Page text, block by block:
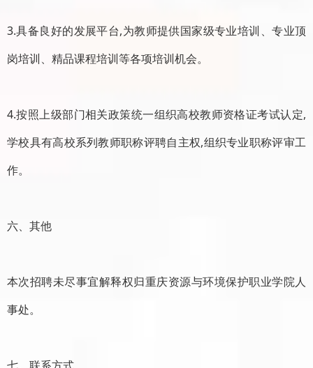
3.具备良好的发展平台,为教师提供国家级专业培训、专业顶
岗培训、精品课程培训等各项培训机会。
4.按照上级部门相关政策统一组织高校教师资格证考试认定,
学校具有高校系列教师职称评聘自主权,组织专业职称评审工
作。
六、其他
本次招聘未尽事宜解释权归重庆资源与环境保护职业学院人
事处。